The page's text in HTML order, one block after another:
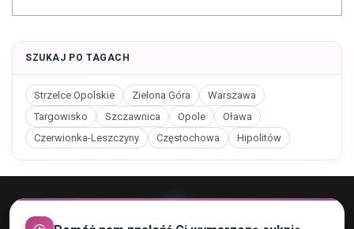
SZUKAJ PO TAGACH
Strzelce Opolskie Zielona Góra
Warszawa
Targowisko
Szczawnica Opole
Oława
Czerwionka-Leszczyny
Częstochowa Hipolitów